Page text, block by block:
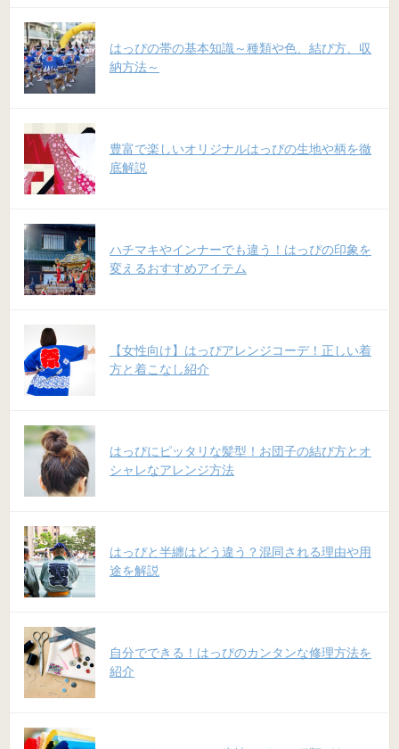
はっぴの帯の基本知識～種類や色、結び方、収
納方法～
豊富で楽しいオリジナルはっぴの生地や柄を徹
底解説
ハチマキやインナーでも違う！はっぴの印象を
変えるおすすめアイテム
【女性向け】はっぴアレンジコーデ！正しい着
方と着こなし紹介
はっぴにピッタリな髪型！お団子の結び方とオ
シャレなアレンジ方法
はっぴと半纏はどう違う？混同される理由や用
途を解説
自分でできる！はっぴのカンタンな修理方法を
紹介